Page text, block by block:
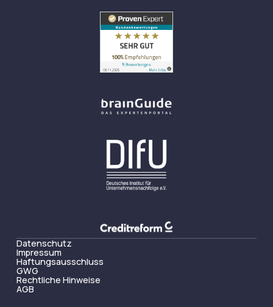
Datenschutz
Impressum
Haftungsausschluss
GWG
Rechtliche Hinweise
AGB